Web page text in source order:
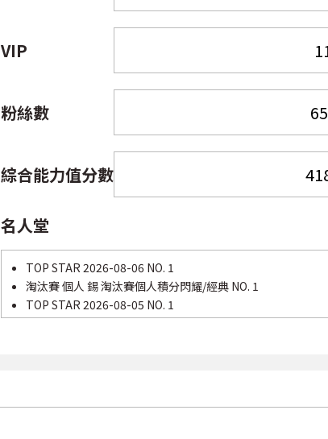
VIP
粉絲數
綜合能力值分數
名人堂
TOP STAR 2026-08-06 NO. 1
淘汰賽 個人 錫 淘汰賽個人積分閃耀/經典 NO. 1
TOP STAR 2026-08-05 NO. 1